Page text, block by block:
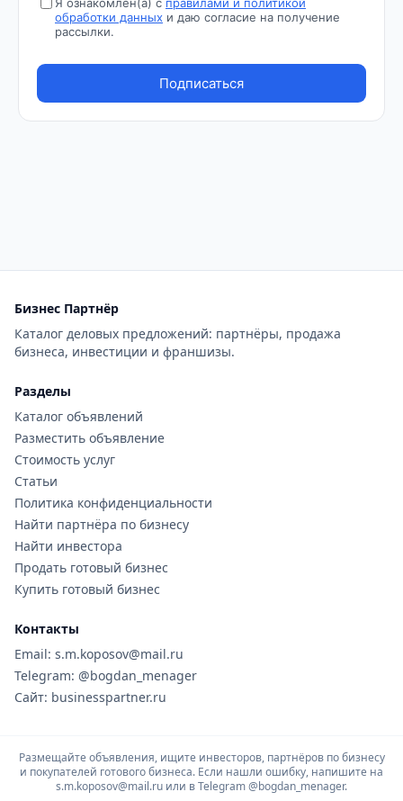
Бизнес Партнёр
Каталог деловых предложений: партнёры, продажа
бизнеса, инвестиции и франшизы.
Разделы
Каталог объявлений
Разместить объявление
Стоимость услуг
Статьи
Политика конфиденциальности
Найти партнёра по бизнесу
Найти инвестора
Продать готовый бизнес
Купить готовый бизнес
Контакты
Email: s.m.koposov@mail.ru
Telegram: @bogdan_menager
Сайт: businesspartner.ru
Размещайте объявления, ищите инвесторов, партнёров по бизнесу
и покупателей готового бизнеса. Если нашли ошибку, напишите на
s.m.koposov@mail.ru или в Telegram@bogdan_menager.